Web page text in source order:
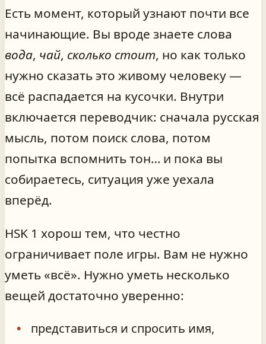
Есть момент, который узнают почти все
начинающие. Вы вроде знаете слова
вода, чай, сколько стоит, но как только
нужно сказать это живому человеку —
всё распадается на кусочки. Внутри
включается переводчик: сначала русская
мысль, потом поиск слова, потом
попытка вспомнить тон… и пока вы
собираетесь, ситуация уже уехала
вперёд.
HSK 1 хорош тем, что честно
ограничивает поле игры. Вам не нужно
уметь «всё». Нужно уметь несколько
вещей достаточно уверенно:
представиться и спросить имя,